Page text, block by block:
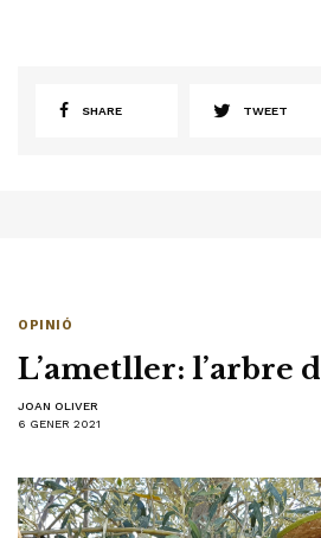
SHARE TWEET
OPINIÓ
L’ametller: l’arbre
JOAN OLIVER
6 GENER 2021